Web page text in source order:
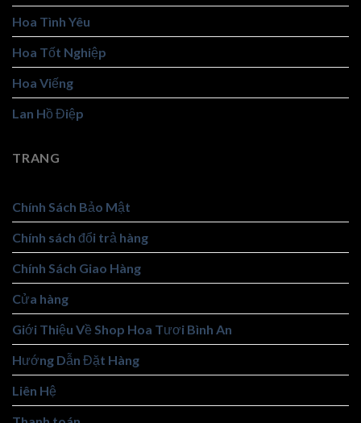
Hoa Tình Yêu
Hoa Tốt Nghiệp
Hoa Viếng
Lan Hồ Điệp
TRANG
Chính Sách Bảo Mật
Chính sách đổi trả hàng
Chính Sách Giao Hàng
Cửa hàng
Giới Thiệu Về Shop Hoa Tươi Bình An
Hướng Dẫn Đặt Hàng
Liên Hệ